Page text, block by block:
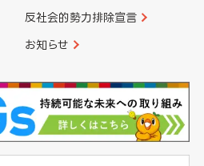
反社会的勢力排除宣言
お知らせ